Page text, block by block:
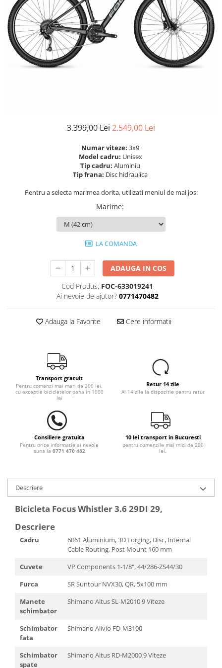
Reflectorizante
Roti ajutatoare
Sonerii
Stickere
Lanturi
Manete schimbator
Mansoane & Ghidoline
Pedale
Schimbatoare si accesorii
3.399,00 Lei2.549,00 Lei
Numar viteze: 3x9
Model cadru: Unisex
Tip cadru: Aluminiu
Tip frana: Disc hidraulica
Pentru a selecta marimea dorita, utilizati meniul de mai jos:
Marime:
LA COMANDA
ADAUGA IN COS
Cod Produs: FOC-633019241
Ai nevoie de ajutor? 0771470482
Adauga la Favorite Cere informatii
Transport gratuit
Pentru comenzi mai mari de 200 lei,
cu exceptia bicicletelor pana in 1000
lei
Retur 14 zile
Ai 14 zile la dispozitie pentru retur
Consiliere gratuita
Pentru orice informatie ai nevoie
suna la 0771 470 482
10 lei transport in Bucuresti
pentru comenzile mai mici de 200
lei.
Descriere
Bicicleta Focus Whistler 3.6 29DI 29,
Descriere
Cadru
6061 Aluminium, 3D Forging, Disc, Internal
Cable Routing, Post Mount 160 mm
Cuvete
VP Components 1-1/8", 44/286-ZS44/30
Furca
SR Suntour NVX30, QR, 5x100 mm
Manete
schimbator
Shimano Altus SL-M2010 9 Viteze
Schimbator
fata
Shimano Alivio FD-M3100
Schimbator
spate
Shimano Altus RD-M2000 9 Viteze